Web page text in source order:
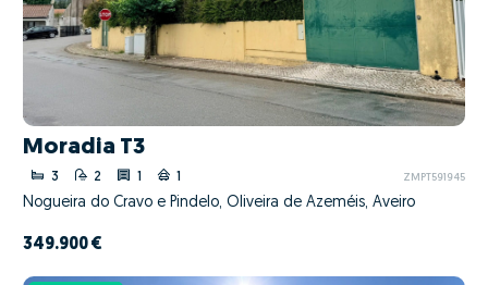
Moradia T3
3 2 1 1 ZMPT591945
Nogueira do Cravo e Pindelo, Oliveira de Azeméis, Aveiro
349.900 €